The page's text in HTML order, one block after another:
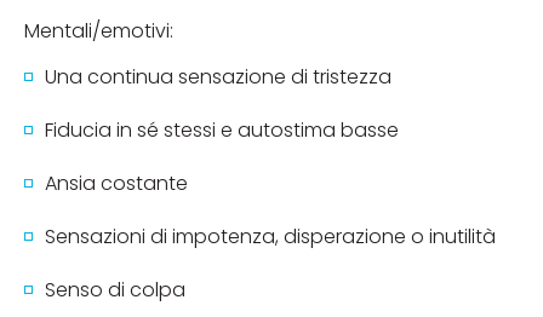
Mentali/emotivi:
Una continua sensazione di tristezza
Fiducia in sé stessi e autostima basse
Ansia costante
Sensazioni di impotenza, disperazione o inutilità
Senso di colpa